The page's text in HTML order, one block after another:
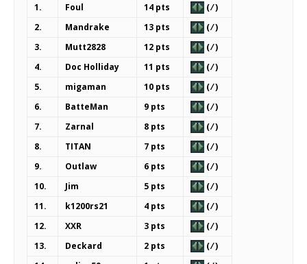
1. Foul 14 pts
( ⁄ )
2.
Mandrake 13 pts
( ⁄ )
3.
Mutt2828 12 pts
( ⁄ )
4.
Doc Holliday 11 pts
( ⁄ )
5.
migaman 10 pts
( ⁄ )
6.
BatteMan 9 pts
( ⁄ )
7.
Zarnal 8 pts
( ⁄ )
8.
TITAN 7 pts
( ⁄ )
9.
Outlaw 6 pts
( ⁄ )
10.
Jim 5 pts
( ⁄ )
11.
k1200rs21 4 pts
( ⁄ )
12.
XXR 3 pts
( ⁄ )
13.
Deckard 2 pts
( ⁄ )